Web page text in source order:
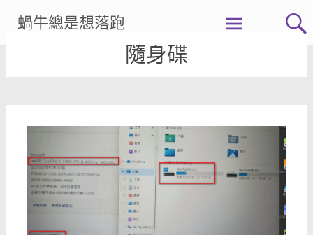
content
蝸牛總是想落跑
隨身碟